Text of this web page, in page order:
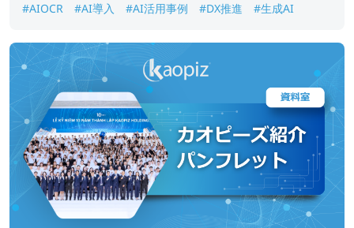
#AIOCR #AI導入 #AI活用事例 #DX推進 #生成AI